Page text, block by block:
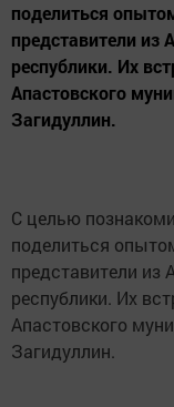
поделиться
представители из
республики. Их
Апастовского
Загидуллин.
С целью
поделиться
представители из
республики. Их
Апастовского
Загидуллин.